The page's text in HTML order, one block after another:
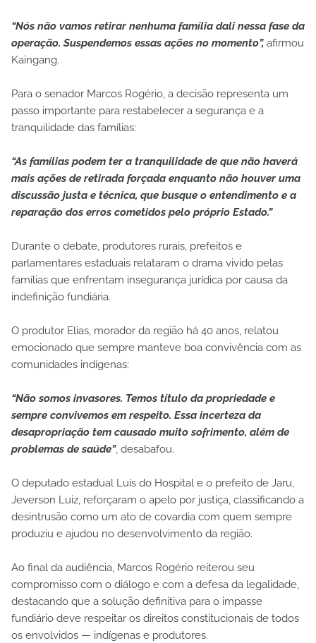
“Nós não vamos retirar nenhuma família dali nessa fase da
operação. Suspendemos essas ações no momento”, afirmou
Kaingang.
Para o senador Marcos Rogério, a decisão representa um
passo importante para restabelecer a segurança e a
tranquilidade das famílias:
“As famílias podem ter a tranquilidade de que não haverá
mais ações de retirada forçada enquanto não houver uma
discussão justa e técnica, que busque o entendimento e a
reparação dos erros cometidos pelo próprio Estado.”
Durante o debate, produtores rurais, prefeitos e
parlamentares estaduais relataram o drama vivido pelas
famílias que enfrentam insegurança jurídica por causa da
indefinição fundiária.
O produtor Elias, morador da região há 40 anos, relatou
emocionado que sempre manteve boa convivência com as
comunidades indígenas:
“Não somos invasores. Temos título da propriedade e
sempre convivemos em respeito. Essa incerteza da
desapropriação tem causado muito sofrimento, além de
problemas de saúde”, desabafou.
O deputado estadual Luís do Hospital e o prefeito de Jaru,
Jeverson Luiz, reforçaram o apelo por justiça, classificando a
desintrusão como um ato de covardia com quem sempre
produziu e ajudou no desenvolvimento da região.
Ao final da audiência, Marcos Rogério reiterou seu
compromisso com o diálogo e com a defesa da legalidade,
destacando que a solução definitiva para o impasse
fundiário deve respeitar os direitos constitucionais de todos
os envolvidos — indígenas e produtores.